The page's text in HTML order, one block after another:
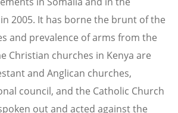
2005. It has borne the brunt of the
and prevalence of arms from the
Christian churches in Kenya are
and Anglican churches,
council, and the Catholic Church
out and acted against the